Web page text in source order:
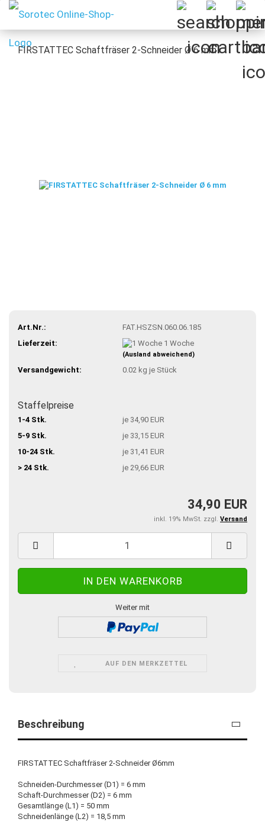
FIRSTATTEC Schaftfräser 2-Schneider Ø 6 mm
Art.Nr.:
FAT.HSZSN.060.06.185
Lieferzeit:
1 Woche
(Ausland abweichend)
Versandgewicht: 0.02kg je Stück
Staffelpreise
1-4 Stk.
je 34,90 EUR
5-9 Stk.
je 33,15 EUR
10-24 Stk.
je 31,41 EUR
> 24 Stk.
je 29,66 EUR
34,90 EUR
inkl. 19% MwSt. zzgl. Versand
Weiter mit
AUF DEN MERKZETTEL
Beschreibung
FIRSTATTEC Schaftfräser 2-Schneider Ø6mm
Schneiden-Durchmesser (D1) = 6 mm
Schaft-Durchmesser (D2) = 6 mm
Gesamtlänge (L1) = 50 mm
Schneidenlänge (L2) = 18,5 mm